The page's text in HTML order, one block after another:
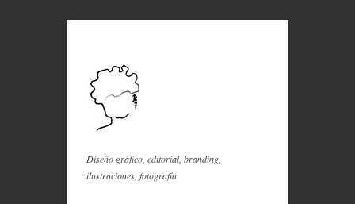
Diseño gráfico, editorial, branding,
ilustraciones, fotografía